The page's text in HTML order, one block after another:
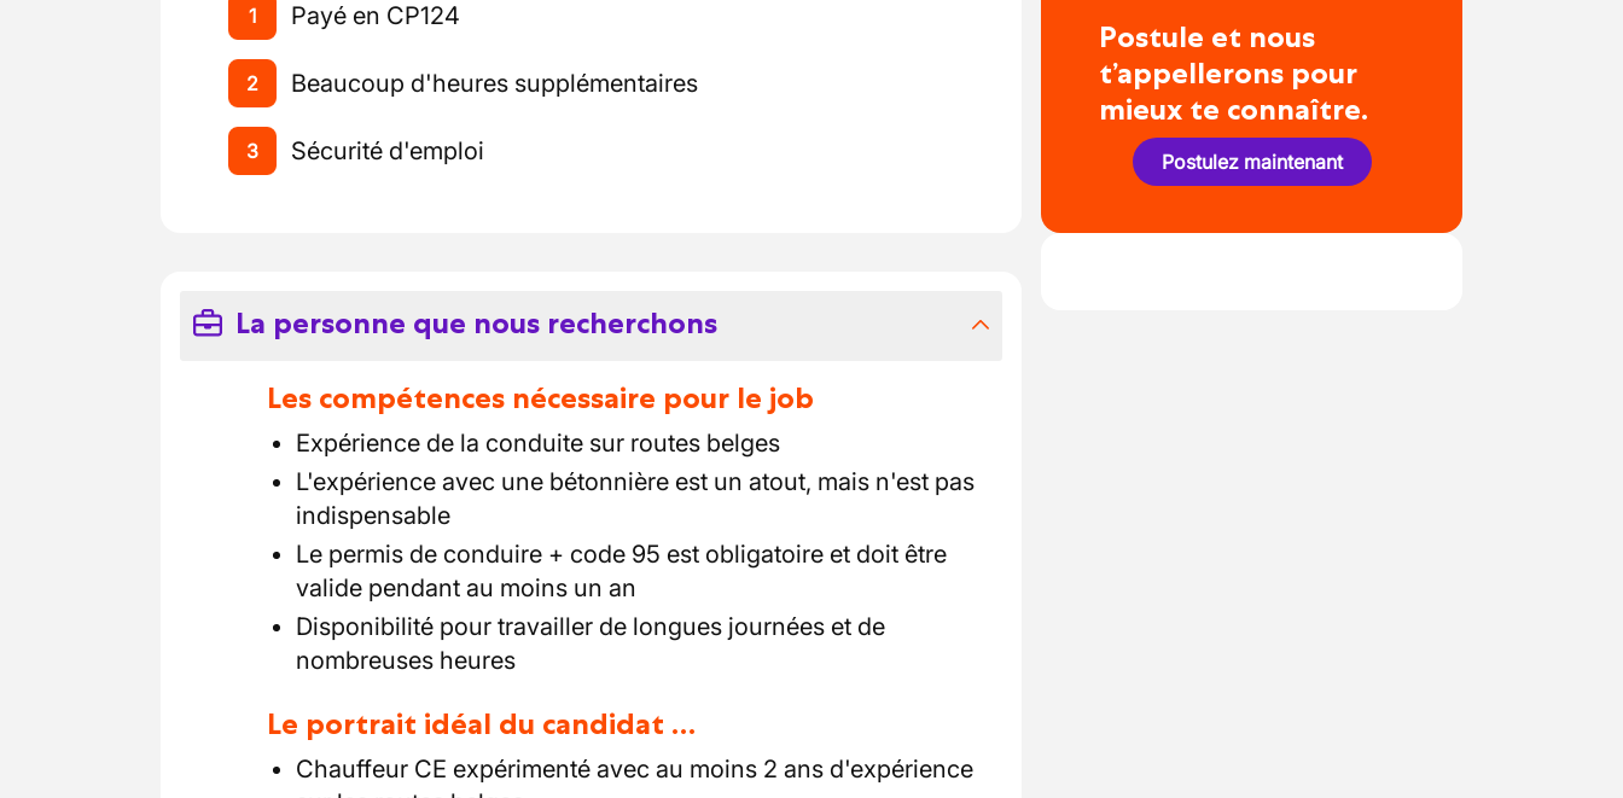
1 Payé en CP124
2 Beaucoup d'heures supplémentaires
3 Sécurité d'emploi
La personne que nous recherchons
Les compétences nécessaire pour le job
Expérience de la conduite sur routes belges
L'expérience avec une bétonnière est un atout, mais n'est pas
indispensable
Le permis de conduire + code 95 est obligatoire et doit être
valide pendant au moins un an
Disponibilité pour travailler de longues journées et de
nombreuses heures
Le portrait idéal du candidat …
Chauffeur CE expérimenté avec au moins 2 ans d'expérience
Postule et nous
t’appellerons pour
mieux te connaître.
Postulez maintenant